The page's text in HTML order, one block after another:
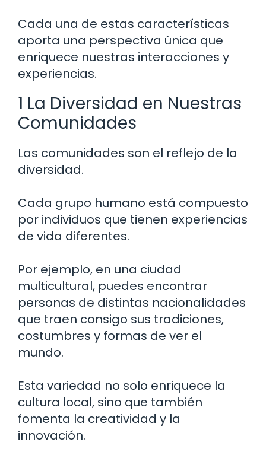
Cada una de estas características
aporta una perspectiva única que
enriquece nuestras interacciones y
experiencias.
1 La Diversidad en Nuestras
Comunidades
Las comunidades son el reflejo de la
diversidad.
Cada grupo humano está compuesto
por individuos que tienen experiencias
de vida diferentes.
Por ejemplo, en una ciudad
multicultural, puedes encontrar
personas de distintas nacionalidades
que traen consigo sus tradiciones,
costumbres y formas de ver el
mundo.
Esta variedad no solo enriquece la
cultura local, sino que también
fomenta la creatividad y la
innovación.